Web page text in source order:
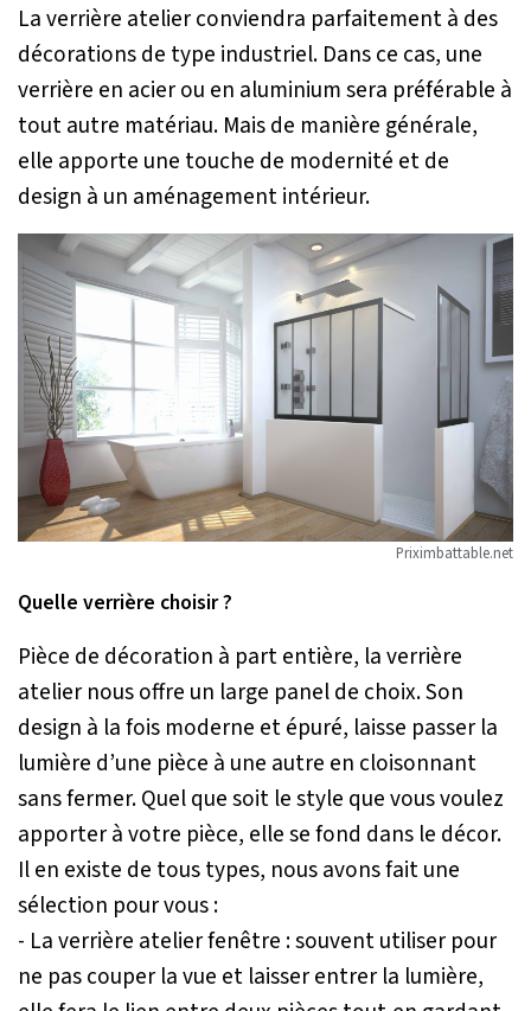
La verrière atelier conviendra parfaitement à des
décorations de type industriel. Dans ce cas, une
verrière en acier ou en aluminium sera préférable à
tout autre matériau. Mais de manière générale,
elle apporte une touche de modernité et de
design à un aménagement intérieur.
Priximbattable.net
Quelle verrière choisir ?
Pièce de décoration à part entière, la verrière
atelier nous offre un large panel de choix. Son
design à la fois moderne et épuré, laisse passer la
lumière d’une pièce à une autre en cloisonnant
sans fermer. Quel que soit le style que vous voulez
apporter à votre pièce, elle se fond dans le décor.
Il en existe de tous types, nous avons fait une
sélection pour vous :
- La verrière atelier fenêtre : souvent utiliser pour
ne pas couper la vue et laisser entrer la lumière,